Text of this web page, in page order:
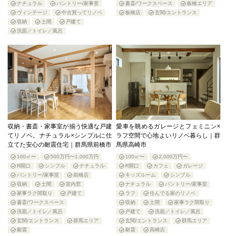
ナチュラル
パントリー/家事室
ヴィンテージ
中古買ってリノベ
収納
土間
戸建て
洗面／トイレ／風呂
書斎/ワークスペース
板橋エリア
板橋店
玄関/エントランス
収納・書斎・家事室が揃う快適な戸建
てリノベ。ナチュラル×シンプルに仕
立てた安心の耐震住宅｜群馬県前橋市
100㎡〜
500万円〜1,000万円
R開口
シンプル
ナチュラル
パントリー/家事室
前橋店
収納
土間
室内窓
家事ラク間取り
戸建て
書斎/ワークスペース
洗面／トイレ／風呂
玄関/エントランス
群馬エリア
耐震
愛車を眺めるガレージとフェミニン×
ラフ空間で心地よいリノベ暮らし｜群
馬県高崎市
100㎡〜
2,000万円〜
R開口
カフェ
ガレージ
キッズルーム
シンプル
ナチュラル
パントリー/家事室
ラフ
住んでる家のリノベ
収納
土間
家事ラク間取り
戸建て
洗面／トイレ／風呂
玄関/エントランス
群馬エリア
耐震
高崎店